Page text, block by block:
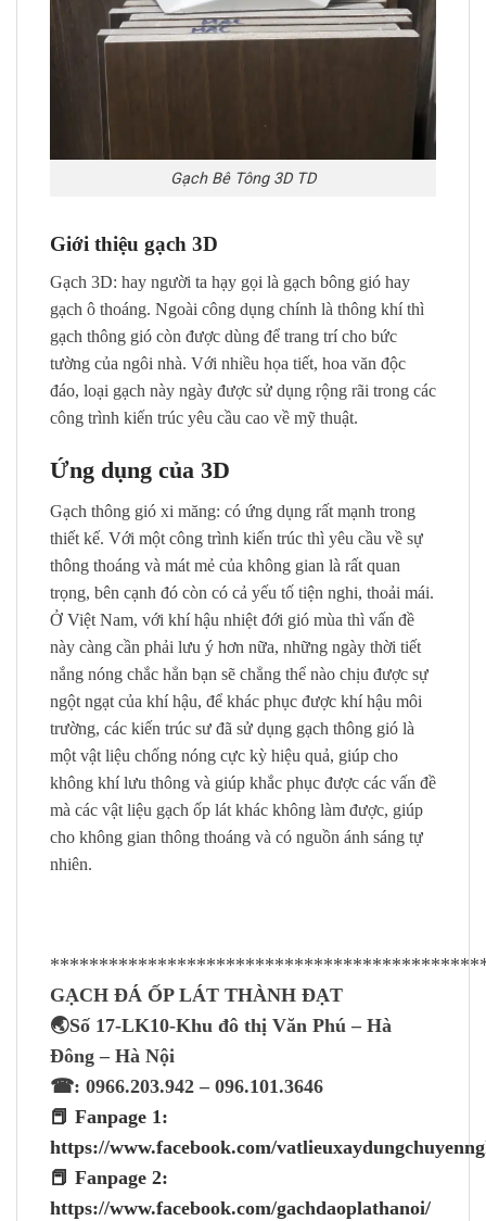
Gạch Bê Tông 3D TD
Giới thiệu gạch 3D
Gạch 3D: hay người ta hạy gọi là gạch bông gió hay
gạch ô thoáng. Ngoài công dụng chính là thông khí thì
gạch thông gió còn được dùng để trang trí cho bức
tường của ngôi nhà. Với nhiều họa tiết, hoa văn độc
đáo, loại gạch này ngày được sử dụng rộng rãi trong các
công trình kiến trúc yêu cầu cao về mỹ thuật.
Ứng dụng của 3D
Gạch thông gió xi măng: có ứng dụng rất mạnh trong
thiết kế. Với một công trình kiến trúc thì yêu cầu về sự
thông thoáng và mát mẻ của không gian là rất quan
trọng, bên cạnh đó còn có cả yếu tố tiện nghi, thoải mái.
Ở Việt Nam, với khí hậu nhiệt đới gió mùa thì vấn đề
này càng cần phải lưu ý hơn nữa, những ngày thời tiết
nắng nóng chắc hẳn bạn sẽ chẳng thể nào chịu được sự
ngột ngạt của khí hậu, để khác phục được khí hậu môi
trường, các kiến trúc sư đã sử dụng gạch thông gió là
một vật liệu chống nóng cực kỳ hiệu quả, giúp cho
không khí lưu thông và giúp khắc phục được các vấn đề
mà các vật liệu gạch ốp lát khác không làm được, giúp
cho không gian thông thoáng và có nguồn ánh sáng tự
nhiên.
GẠCH ĐÁ ỐP LÁT THÀNH ĐẠT
🌏Số 17-LK10-Khu đô thị Văn Phú – Hà
Đông – Hà Nội
☎: 0966.203.942 – 096.101.3646
📕 Fanpage 1:
https://www.facebook.com/
📕 Fanpage 2:
https://www.facebook.com/gachdaoplathanoi/